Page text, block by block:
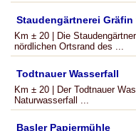
Staudengärtnerei
Km ± 20 | Die
nördlichen Ortsrand des ...
Todtnauer Wasserfall
Km ± 20 | Der Todtnauer
Naturwasserfall ...
Basler Papiermühle